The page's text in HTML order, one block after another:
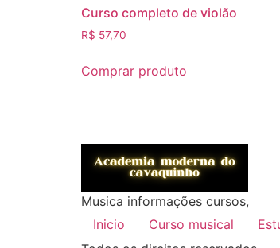
Curso completo de violão
R$ 57,70
Comprar produto
Musica informações cursos,
Inicio
Curso musical